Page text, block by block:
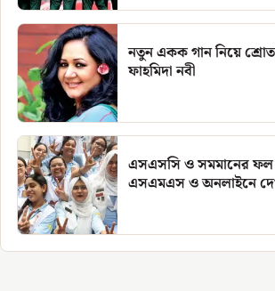
নতুন একক গান নিয়ে
ফাহমিদা নবী
এসএসসি ও সমমানের
এসএমএস ও অনলাইনে